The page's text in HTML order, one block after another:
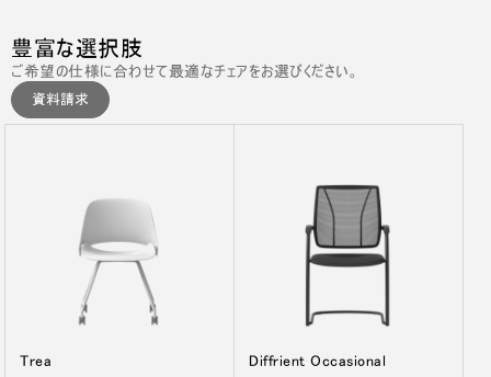
豊富な選択肢
ご希望の仕様に合わせて最適なチェアをお選びください。
資料請求
Trea Diffrient Occasional